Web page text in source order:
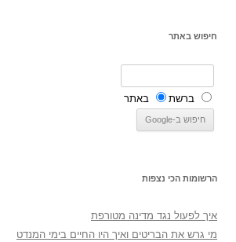
חיפוש באתר
ברשת באתר
הרשומות הכי נצפות
איך לפעול נגד מדינה מטורפת
מי גרש את הבריטים ואיך היו החיים בימי המנדט